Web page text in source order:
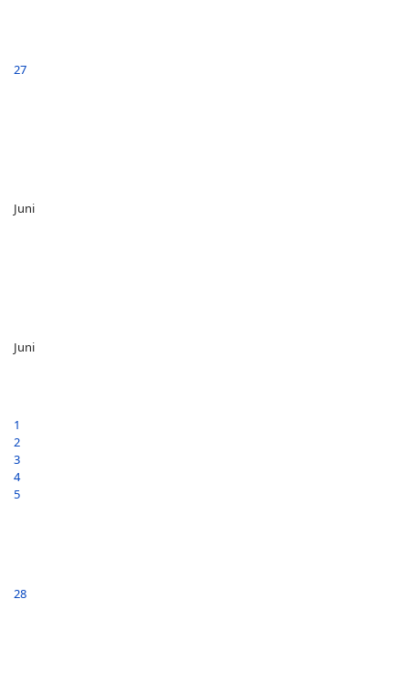
27
Juni
Juni
1
2
3
4
5
28